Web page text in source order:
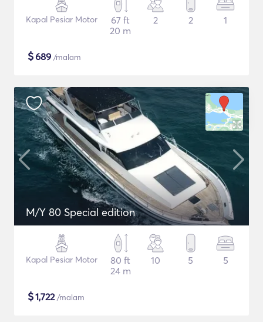
Kapal Pesiar Motor
67 ft
20 m
2 2 1
$689 /malam
M/Y 80 Special edition
Kapal Pesiar Motor
80 ft
24 m
10 5 5
$1,722/malam